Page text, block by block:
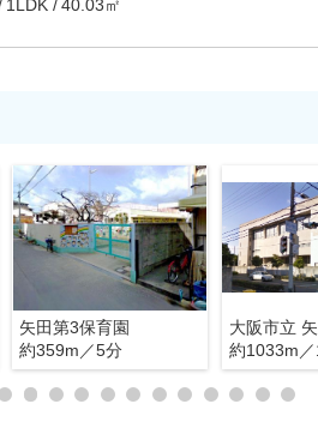
1LDK 40.03㎡
矢田第3保育園
約359m／5分
大阪市立
約1033m